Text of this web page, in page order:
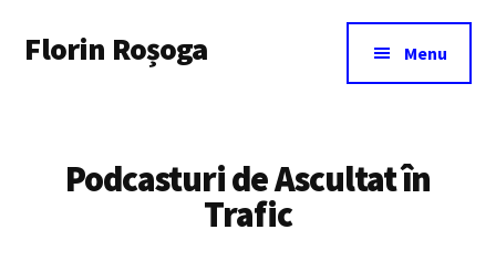
main
menu
Florin Roșoga Menu
Podcasturi de Ascultat în
Trafic